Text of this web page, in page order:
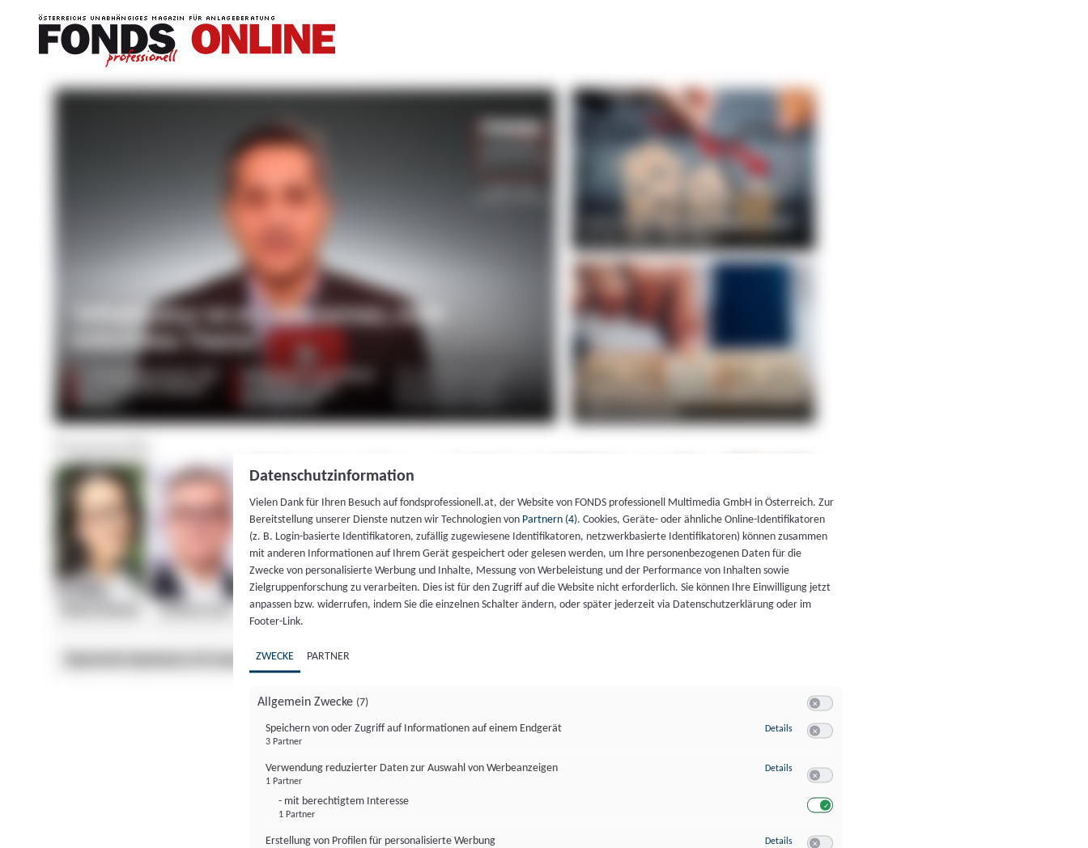
Datenschutzinformation
Vielen Dank für Ihren Besuch auf fondsprofessionell.at, der Website von FONDS professionell Multimedia GmbH in Österreich. Zur
Bereitstellung unserer Dienste nutzen wir Technologien von Partnern (4). Cookies, Geräte- oder ähnliche Online-Identifikatoren
(z. B. Login-basierte Identifikatoren, zufällig zugewiesene Identifikatoren, netzwerkbasierte Identifikatoren) können zusammen
mit anderen Informationen auf Ihrem Gerät gespeichert oder gelesen werden, um Ihre personenbezogenen Daten für die
Zwecke von personalisierte Werbung und Inhalte, Messung von Werbeleistung und der Performance von Inhalten sowie
Zielgruppenforschung zu verarbeiten. Dies ist für den Zugriff auf die Website nicht erforderlich. Sie können Ihre Einwilligung jetzt
anpassen bzw. widerrufen, indem Sie die einzelnen Schalter ändern, oder später jederzeit via Datenschutzerklärung oder im
Footer-Link.
ZWECKE PARTNER
Allgemein Zwecke (7)
Speichern von oder Zugriff auf Informationen auf einem Endgerät
3 Partner
Details zu Speichern von oder Zugriff auf Informationen auf einem Endgerät
Verwendung reduzierter Daten zur Auswahl von Werbeanzeigen
1 Partner
- mit berechtigtem Interesse
1 Partner
Details zu Verwendung reduzierter Daten zur Auswahl von Werbeanzeigen
Erstellung von Profilen für personalisierte Werbung
Details zu Erstellung von Profilen für personalisierte Werbung